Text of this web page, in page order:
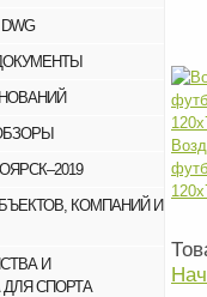
КОМПАНИЙ И
И
СПОРТА